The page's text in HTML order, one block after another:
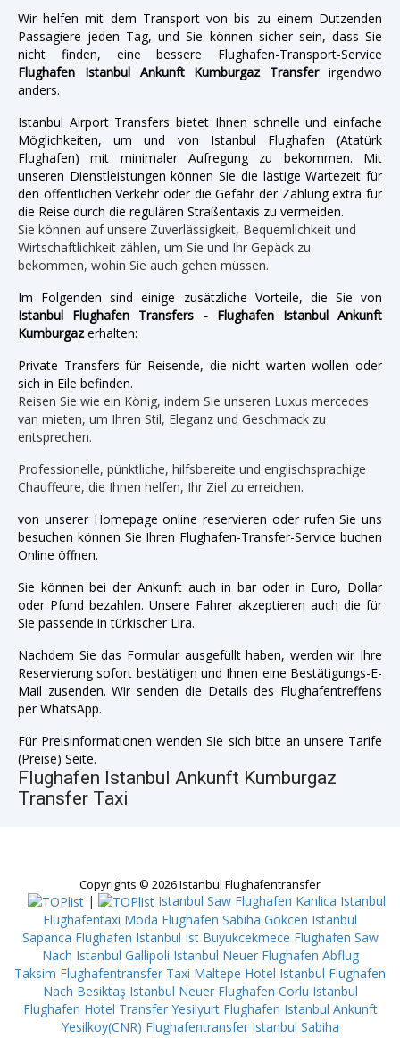
Wir helfen mit dem Transport von bis zu einem Dutzenden
Passagiere jeden Tag, und Sie können sicher sein, dass Sie
nicht finden, eine bessere Flughafen-Transport-Service
Flughafen Istanbul Ankunft Kumburgaz Transferirgendwo
anders.
Istanbul Airport Transfers bietet Ihnen schnelle und einfache
Möglichkeiten, um und von Istanbul Flughafen (Atatürk
Flughafen) mit minimaler Aufregung zu bekommen. Mit
unseren Dienstleistungen können Sie die lästige Wartezeit für
den öffentlichen Verkehr oder die Gefahr der Zahlung extra für
die Reise durch die regulären Straßentaxis zu vermeiden.
Sie können auf unsere Zuverlässigkeit, Bequemlichkeit und
Wirtschaftlichkeit zählen, um Sie und Ihr Gepäck zu
bekommen, wohin Sie auch gehen müssen.
Im Folgenden sind einige zusätzliche Vorteile, die Sie von
Istanbul Flughafen Transfers - Flughafen Istanbul Ankunft
Kumburgazerhalten:
Private Transfers für Reisende, die nicht warten wollen oder
sich in Eile befinden.
Reisen Sie wie ein König, indem Sie unseren Luxus mercedes
van mieten, um Ihren Stil, Eleganz und Geschmack zu
entsprechen.
Professionelle, pünktliche, hilfsbereite und englischsprachige
Chauffeure, die Ihnen helfen, Ihr Ziel zu erreichen.
von unserer Homepage online reservieren oder rufen Sie uns
besuchen können Sie Ihren Flughafen-Transfer-Service buchen
Online öffnen.
Sie können bei der Ankunft auch in bar oder in Euro, Dollar
oder Pfund bezahlen. Unsere Fahrer akzeptieren auch die für
Sie passende in türkischer Lira.
Nachdem Sie das Formular ausgefüllt haben, werden wir Ihre
Reservierung sofort bestätigen und Ihnen eine Bestätigungs-E-
Mail zusenden. Wir senden die Details des Flughafentreffens
per WhatsApp.
Für Preisinformationen wenden Sie sich bitte an unsere Tarife
(Preise) Seite.
Flughafen Istanbul Ankunft Kumburgaz
Transfer Taxi
Copyrights © 2026 Istanbul Flughafentransfer
| Istanbul Saw Flughafen Kanlica Istanbul
Flughafentaxi Moda Flughafen Sabiha Gökcen Istanbul
Sapanca Flughafen Istanbul Ist Buyukcekmece Flughafen Saw
Nach Istanbul Gallipoli Istanbul Neuer Flughafen Abflug
Taksim Flughafentransfer Taxi Maltepe Hotel Istanbul Flughafen
Nach Besiktaş Istanbul Neuer Flughafen Corlu Istanbul
Flughafen Hotel Transfer Yesilyurt Flughafen Istanbul Ankunft
Yesilkoy(CNR) Flughafentransfer Istanbul Sabiha